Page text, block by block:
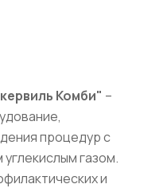
Комби" –
процедур с
газом.
и